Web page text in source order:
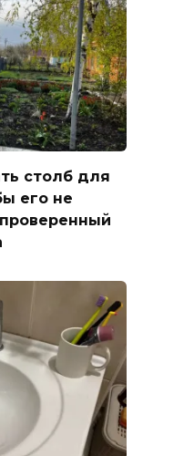
столб для
его не